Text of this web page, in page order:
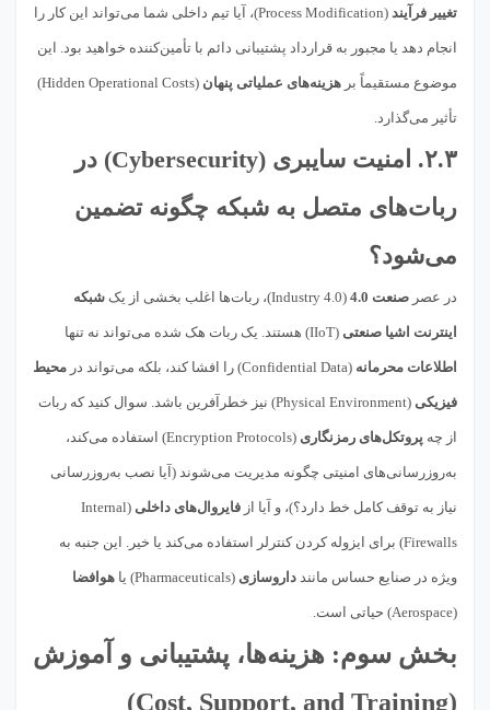
تغییر فرآیند (Process Modification)، آیا تیم داخلی شما می‌تواند این کار را
انجام دهد یا مجبور به قرارداد پشتیبانی دائم با تأمین‌کننده خواهید بود. این
موضوع مستقیماً بر هزینه‌های عملیاتی پنهان (Hidden Operational Costs)
تأثیر می‌گذارد.
۲.۳. امنیت سایبری
(Cybersecurity) در
ربات‌های متصل به شبکه چگونه تضمین
می‌شود؟
در عصر صنعت 4.0 (Industry 4.0)، ربات‌ها اغلب بخشی از یک شبکه
اینترنت اشیا صنعتی (IIoT) هستند. یک ربات هک شده می‌تواند نه تنها
اطلاعات محرمانه (Confidential Data) را افشا کند، بلکه می‌تواند در محیط
فیزیکی (Physical Environment) نیز خطرآفرین باشد. سوال کنید که ربات
از چه پروتکل‌های رمزنگاری (Encryption Protocols) استفاده می‌کند،
به‌روزرسانی‌های امنیتی چگونه مدیریت می‌شوند (آیا نصب به‌روزرسانی
نیاز به توقف کامل خط دارد؟)، و آیا از فایروال‌های داخلی (Internal
Firewalls) برای ایزوله کردن کنترلر استفاده می‌کند یا خیر. این جنبه به
ویژه در صنایع حساس مانند داروسازی (Pharmaceuticals) یا هوافضا
(Aerospace) حیاتی است.
بخش سوم: هزینه‌ها، پشتیبانی و آموزش
(Cost, Support, and Training)